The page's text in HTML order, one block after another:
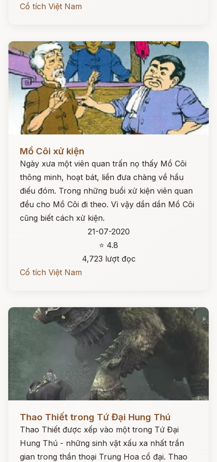
Cổ tích Việt Nam
Đọc ngay
Mồ Côi xử kiện
Ngày xưa một viên quan trấn nọ thấy Mồ Côi
thông minh, hoạt bát, liền đưa chàng về hầu
điếu đóm. Trong những buổi xử kiện viên quan
đều cho Mồ Côi đi theo. Vì vậy dần dần Mồ Côi
cũng biết cách xử kiện.
21-07-2020
⭐ 4.8
4,723 lượt đọc
Cổ tích Việt Nam
Thao Thiết trong Tứ Đại Hung Thú
Thao Thiết được xếp vào một trong Tứ Đại
Hung Thú - những sinh vật xấu xa nhất trần
gian trong thần thoại Trung Hoa cổ đại. Thao